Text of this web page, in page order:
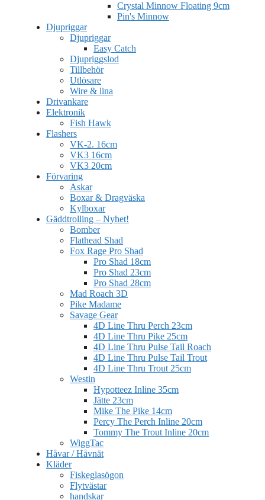
Crystal Minnow Floating 9cm
Pin's Minnow
Djupriggar
Djupriggar
Easy Catch
Djupriggslod
Tillbehör
Utlösare
Wire & lina
Drivankare
Elektronik
Fish Hawk
Flashers
VK-2. 16cm
VK3 16cm
VK3 20cm
Förvaring
Askar
Boxar & Dragväska
Kylboxar
Gäddtrolling – Nyhet!
Bomber
Flathead Shad
Fox Rage Pro Shad
Pro Shad 18cm
Pro Shad 23cm
Pro Shad 28cm
Mad Roach 3D
Pike Madame
Savage Gear
4D Line Thru Perch 23cm
4D Line Thru Pike 25cm
4D Line Thru Pulse Tail Roach
4D Line Thru Pulse Tail Trout
4D Line Thru Trout 25cm
Westin
Hypotteez Inline 35cm
Jätte 23cm
Mike The Pike 14cm
Percy The Perch Inline 20cm
Tommy The Trout Inline 20cm
WiggTac
Håvar / Håvnät
Kläder
Fiskeglasögon
Flytvästar
handskar